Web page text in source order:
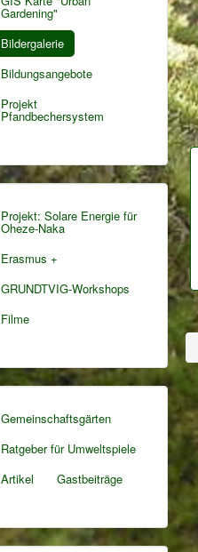
Gardening"
Bildergalerie
Bildungsangebote
Projekt
Pfandbechersystem
Projekt: Solare Energie für
Oheze-Naka
Erasmus +
GRUNDTVIG-Workshops
Filme
Gemeinschaftsgärten
Ratgeber für Umweltspiele
Artikel
Gastbeiträge